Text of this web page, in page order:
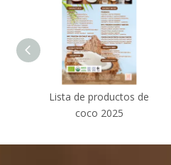
Lista de productos de
coco 2025